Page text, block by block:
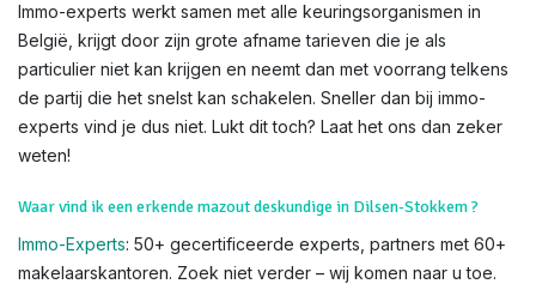
Immo-experts werkt samen met alle keuringsorganismen in
België, krijgt door zijn grote afname tarieven die je als
particulier niet kan krijgen en neemt dan met voorrang telkens
de partij die het snelst kan schakelen. Sneller dan bij immo-
experts vind je dus niet. Lukt dit toch? Laat het ons dan zeker
weten!
Waar vind ik een erkende mazout deskundige in Dilsen-Stokkem ?
Immo-Experts: 50+ gecertificeerde experts, partners met 60+
makelaarskantoren. Zoek niet verder – wij komen naar u toe.